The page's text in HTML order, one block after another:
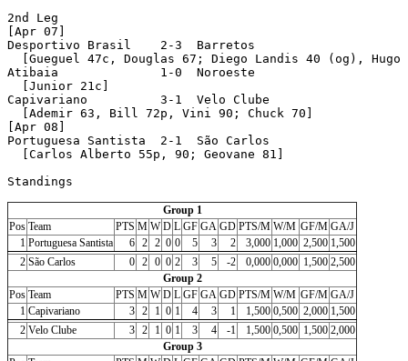
2nd Leg
[Apr 07]
Desportivo Brasil    2-3  Barretos
[Gueguel 47c, Douglas 67; Diego Landis 40 (og), Hugo
Atibaia              1-0  Noroeste
  [Junior 21c]
Capivariano          3-1  Velo Clube
  [Ademir 63, Bill 72p, Vini 90; Chuck 70]
[Apr 08]
Portuguesa Santista  2-1  São Carlos
  [Carlos Alberto 55p, 90; Geovane 81]
Standings
Group 1
Pos Team PTS M W D L GF GA GD PTS/M W/M GF/M GA/J
1 Portuguesa Santista 6 2 2 0 0 5 3 2 3,000 1,000 2,500 1,500
2 São Carlos 0 2 0 0 2 3 5 -2 0,000 0,000 1,500 2,500
Group 2
Pos Team PTS M W D L GF GA GD PTS/M W/M GF/M GA/J
1 Capivariano 3 2 1 0 1 4 3 1 1,500 0,500 2,000 1,500
2 Velo Clube 3 2 1 0 1 3 4 -1 1,500 0,500 1,500 2,000
Group 3